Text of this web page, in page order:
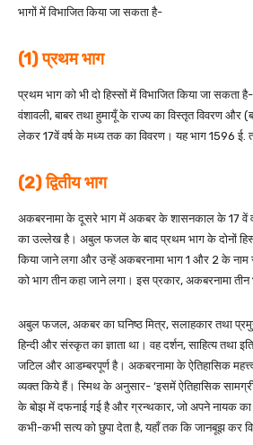
भागों में विभाजित किया जा सकता है-
(1) प्रथम भाग
प्रथम भाग को भी दो हिस्सों में विभाजित किया जा
वंशावली, बाबर तथा हुमायूँ के राज्य का विस्तृत विवरण
लेकर 17वें वर्ष के मध्य तक का विवरण। यह भाग 1596 ई.
(2) द्वितीय भाग
अकबरनामा के दूसरे भाग में अकबर के शासनकाल के 17 वें
का उल्लेख है। अबुल फजल के बाद प्रथम भाग के दोनों
किया जाने लगा और उन्हें अकबरनामा भाग 1 और 2 के नाम
को भाग तीन कहा जाने लगा। इस प्रकार, अकबरनामा तीन
अबुल फजल, अकबर का घनिष्ठ मित्र, सलाहकार तथा प्रमुख
हिन्दी और संस्कृत का ज्ञाता था। वह दर्शन, साहित्य तथा
जटिल और आडम्बरपूर्ण है। अकबरनामा के ऐतिहासिक
व्यक्त किये हैं। स्मिथ के अनुसार- ‘इसमें ऐतिहासिक
के बोझ में दफनाई गई है और ग्रन्थकार, जो अपने नायक
कभी-कभी सत्य को छुपा देता है, यहाँ तक कि जानबूझ कर